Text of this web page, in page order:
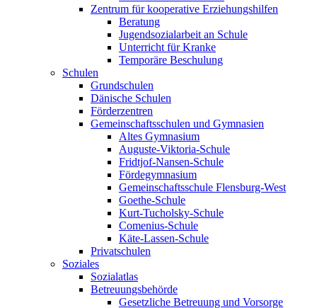
Zentrum für kooperative Erziehungshilfen
Beratung
Jugendsozialarbeit an Schule
Unterricht für Kranke
Temporäre Beschulung
Schulen
Grundschulen
Dänische Schulen
Förderzentren
Gemeinschaftsschulen und Gymnasien
Altes Gymnasium
Auguste-Viktoria-Schule
Fridtjof-Nansen-Schule
Fördegymnasium
Gemeinschaftsschule Flensburg-West
Goethe-Schule
Kurt-Tucholsky-Schule
Comenius-Schule
Käte-Lassen-Schule
Privatschulen
Soziales
Sozialatlas
Betreuungsbehörde
Gesetzliche Betreuung und Vorsorge